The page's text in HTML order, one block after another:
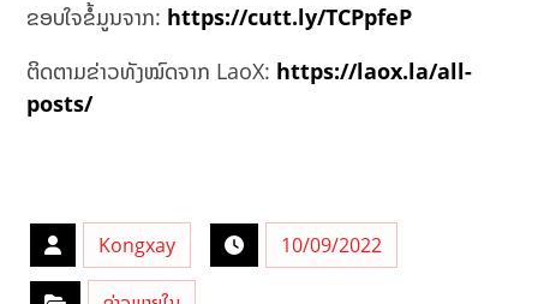
ຂອບໃຈຂໍ້ມູນຈາກ: https://cutt.ly/TCPpfeP
ຕິດຕາມຂ່າວທັງໝົດຈາກ LaoX: https://laox.la/all-
posts/
Kongxay 10/09/2022